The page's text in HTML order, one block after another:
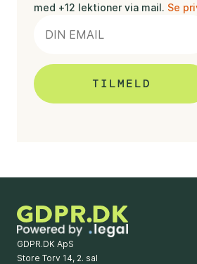
med +12 lektioner via mail. Se
GDPR.DK ApS
Store Torv 14, 2. sal